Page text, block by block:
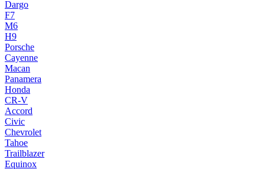
Dargo
F7
M6
H9
Porsche
Cayenne
Macan
Panamera
Honda
CR-V
Accord
Civic
Chevrolet
Tahoe
Trailblazer
Equinox